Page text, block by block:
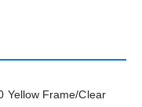
Yellow Frame/Clear